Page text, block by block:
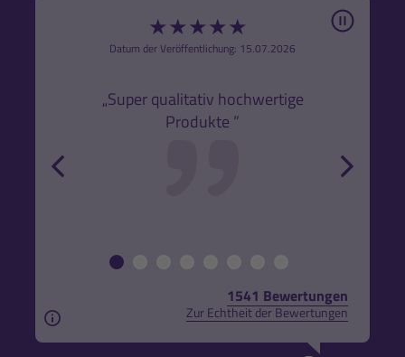
★★★★★
Datum der Veröffentlichung: 15.07.2026
„Super qualitativ hochwertige
Produkte ”
Pause
1541 Bewertungen
Zur Echtheit der Bewertungen
Aus rechtlichen Gründen weisen wir darauf hin,